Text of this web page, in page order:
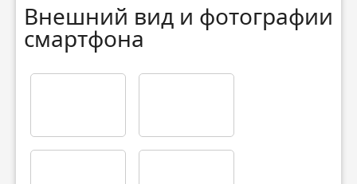
Внешний вид и фотографии
смартфона